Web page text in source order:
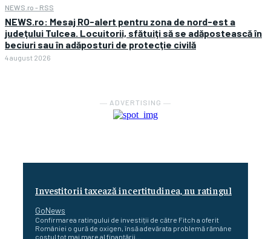
NEWS.ro - RSS
NEWS.ro: Mesaj RO-alert pentru zona de nord-est a
judeţului Tulcea. Locuitorii, sfătuiţi să se adăpostească în
beciuri sau în adăposturi de protecţie civilă
4 august 2026
― ADVERTISING ―
Investitorii taxează incertitudinea, nu ratingul
GoNews
Confirmarea ratingului de investiții de către Fitch a oferit
României o gură de oxigen, însă adevărata problemă rămâne
costul tot mai mare al finanțării...